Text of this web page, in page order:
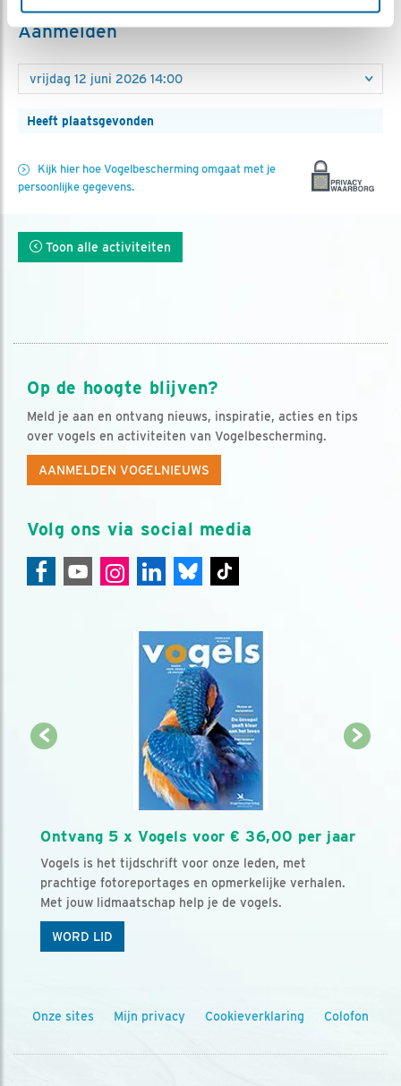
Aanmelden
Heeft plaatsgevonden
Kijk hier hoe Vogelbescherming omgaat met je
persoonlijke gegevens.
Toon alle activiteiten
Op de hoogte blijven?
Meld je aan en ontvang nieuws, inspiratie, acties en tips
over vogels en activiteiten van Vogelbescherming.
AANMELDEN VOGELNIEUWS
Volg ons via social media
Ontvang 5 x Vogels voor € 36,00 per jaar
Vogels is het tijdschrift voor onze leden, met
prachtige fotoreportages en opmerkelijke verhalen.
Met jouw lidmaatschap help je de vogels.
WORD LID
Onze sites Mijn privacy Cookieverklaring Colofon